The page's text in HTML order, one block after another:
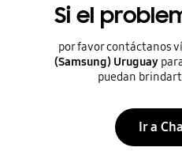
Si el
por favor contáctanos
(Samsung) Uruguay
puedan
Ir a